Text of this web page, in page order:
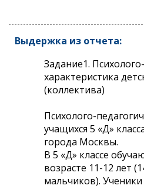
Выдержка из отчета:
Задание1.
характеристика
(коллектива)
Психолого-
учащихся 5 «Д»
города Москвы.
В 5 «Д» классе
возрасте 11-12 лет
мальчиков). Ученики